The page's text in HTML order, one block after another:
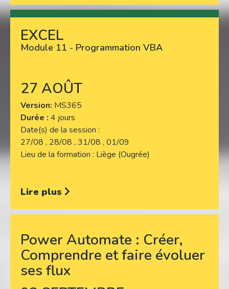
Lire plus
EXCEL
Module 11 - Programmation VBA
27 AOÛT
Version MS365
Durée : 4 jours
Date(s) de la session
27/08 , 28/08 , 31/08 , 01/09
Lieu de la formation Liège (Ougrée)
Lire plus
Power Automate : Créer,
Comprendre et faire évoluer
ses flux